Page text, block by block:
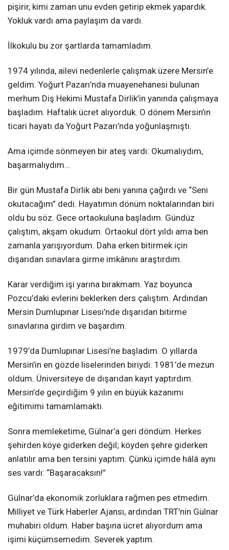
pişirir, kimi zaman unu evden getirip ekmek yapardık.
Yokluk vardı ama paylaşım da vardı.
İlkokulu bu zor şartlarda tamamladım.
1974 yılında, ailevi nedenlerle çalışmak üzere Mersin’e
geldim. Yoğurt Pazarı’nda muayenehanesi bulunan
merhum Diş Hekimi Mustafa Dirlik’in yanında çalışmaya
başladım. Haftalık ücret alıyorduk. O dönem Mersin’in
ticari hayatı da Yoğurt Pazarı’nda yoğunlaşmıştı.
Ama içimde sönmeyen bir ateş vardı: Okumalıydım,
başarmalıydım…
Bir gün Mustafa Dirlik abi beni yanına çağırdı ve “Seni
okutacağım” dedi. Hayatımın dönüm noktalarından biri
oldu bu söz. Gece ortaokuluna başladım. Gündüz
çalıştım, akşam okudum. Ortaokul dört yıldı ama ben
zamanla yarışıyordum. Daha erken bitirmek için
dışarıdan sınavlara girme imkânını araştırdım.
Karar verdiğim işi yarına bırakmam. Yaz boyunca
Pozcu’daki evlerini beklerken ders çalıştım. Ardından
Mersin Dumlupınar Lisesi’nde dışarıdan bitirme
sınavlarına girdim ve başardım.
1979’da Dumlupınar Lisesi’ne başladım. O yıllarda
Mersin’in en gözde liselerinden biriydi. 1981’de mezun
oldum. Üniversiteye de dışarıdan kayıt yaptırdım.
Mersin’de geçirdiğim 9 yılın en büyük kazanımı
eğitimimi tamamlamaktı.
Sonra memleketime, Gülnar’a geri döndüm. Herkes
şehirden köye giderken değil; köyden şehre giderken
anlatılır ama ben tersini yaptım. Çünkü içimde hâlâ aynı
ses vardı: “Başaracaksın!”
Gülnar’da ekonomik zorluklara rağmen pes etmedim.
Milliyet ve Türk Haberler Ajansı, ardından TRT’nin Gülnar
muhabiri oldum. Haber başına ücret alıyordum ama
işimi küçümsemedim. Severek yaptım.